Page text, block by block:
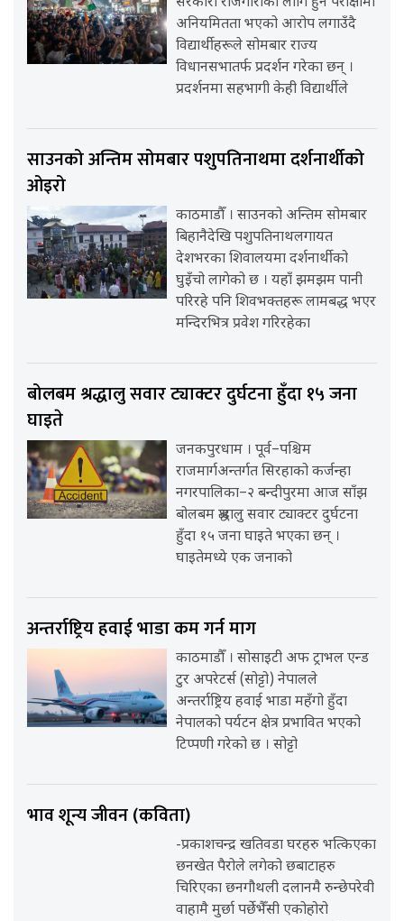
अनियमितता भएको आरोप लगाउँदै
विद्यार्थीहरूले सोमबार राज्य
विधानसभातर्फ प्रदर्शन गरेका छन् ।
प्रदर्शनमा सहभागी केही विद्यार्थीले
साउनको अन्तिम सोमबार पशुपतिनाथमा दर्शनार्थीको
ओइरो
काठमाडौँ । साउनको अन्तिम सोमबार
बिहानैदेखि पशुपतिनाथलगायत
देशभरका शिवालयमा दर्शनार्थीको
घुइँचो लागेको छ । यहाँ झमझम पानी
परिरहे पनि शिवभक्तहरू लामबद्ध भएर
मन्दिरभित्र प्रवेश गरिरहेका
बोलबम श्रद्धालु सवार ट्याक्टर दुर्घटना हुँदा १५ जना
घाइते
जनकपुरधाम । पूर्व–पश्चिम
राजमार्गअन्तर्गत सिरहाको कर्जन्हा
नगरपालिका–२ बन्दीपुरमा आज साँझ
बोलबम श्रद्धालु सवार ट्याक्टर दुर्घटना
हुँदा १५ जना घाइते भएका छन् ।
घाइतेमध्ये एक जनाको
अन्तर्राष्ट्रिय हवाई भाडा कम गर्न माग
काठमाडौँ । सोसाइटी अफ ट्राभल एन्ड
टुर अपरेटर्स (सोट्टो) नेपालले
अन्तर्राष्ट्रिय हवाई भाडा महँगो हुँदा
नेपालको पर्यटन क्षेत्र प्रभावित भएको
टिप्पणी गरेको छ । सोट्टो
भाव शून्य जीवन (कविता)
-प्रकाशचन्द्र खतिवडा घरहरु भत्किएका
छनखेत पैरोले लगेको छबाटाहरु
चिरिएका छनगौथली दलानमै रुन्छेपरेवी
वाहामै मुर्छा पर्छेभैँसी एकोहोरो